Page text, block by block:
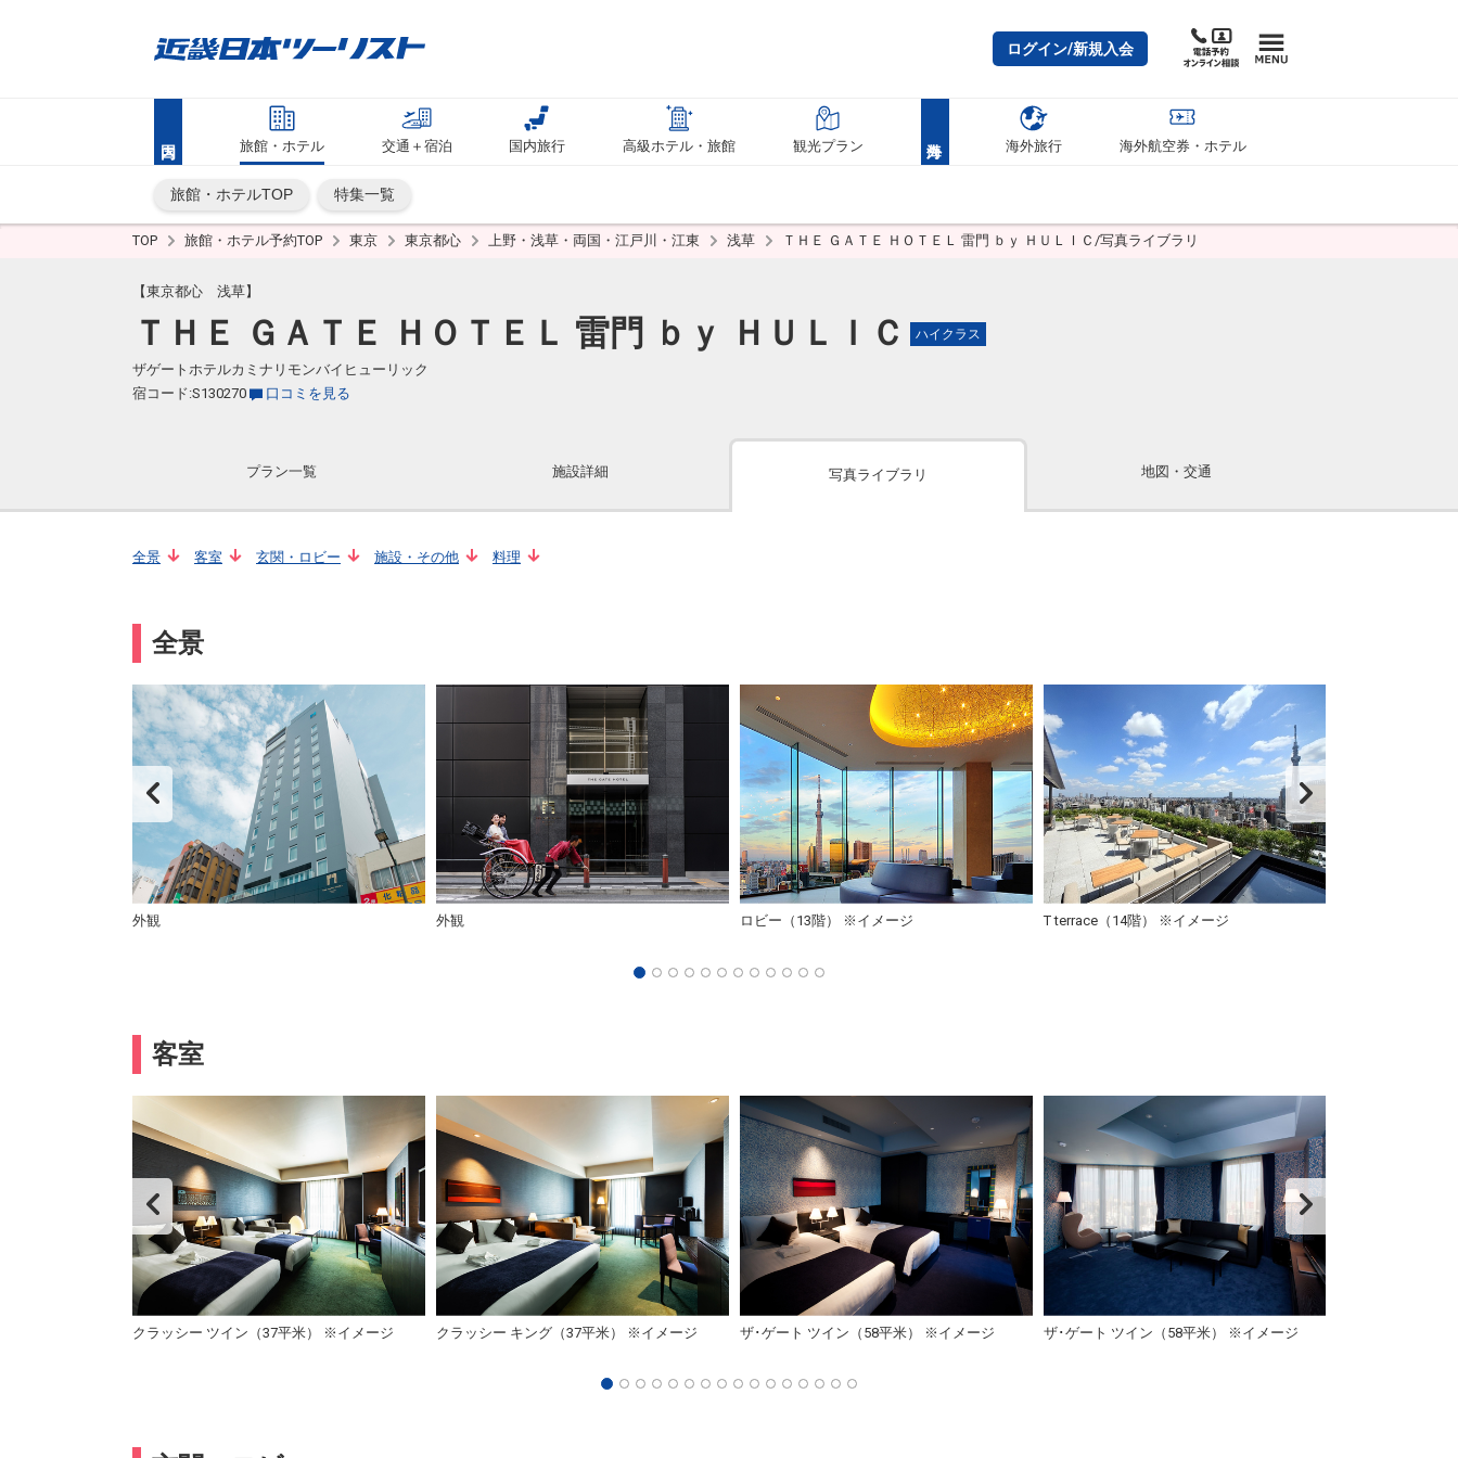
ログイン/新規入会
旅館・ホテル 交通＋宿泊 国内旅行 高級ホテル・旅館 観光プラン 海外旅行 海外航空券・ホテル
旅館・ホテルTOP 特集一覧
TOP 旅館・ホテル予約TOP 東京 東京都心 上野・浅草・両国・江戸川・江東 浅草 ＴＨＥ ＧＡＴＥ ＨＯＴＥＬ 雷門 ｂｙ ＨＵＬＩＣ/写真ライブラリ
【東京都心 浅草】
ＴＨＥ ＧＡＴＥ ＨＯＴＥＬ 雷門 ｂｙ ＨＵＬＩＣ ハイクラス
ザゲートホテルカミナリモンバイヒューリック
宿コード:S130270
口コミを見る
プラン一覧 施設詳細 写真ライブラリ 地図・交通
全景 客室 玄関・ロビー 施設・その他 料理
全景
外観 外観 ロビー（13階） ※イメージ T terrace（14階） ※イメージ
客室
クラッシー ツイン（37平米） ※イメージ クラッシー キング（37平米） ※イメージ ザ･ゲート ツイン（58平米） ※イメージ ザ･ゲート ツイン（58平米） ※イメージ